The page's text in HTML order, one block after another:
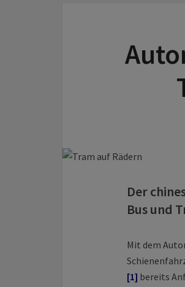
Der
Bus und
Mit dem
[1] bereits